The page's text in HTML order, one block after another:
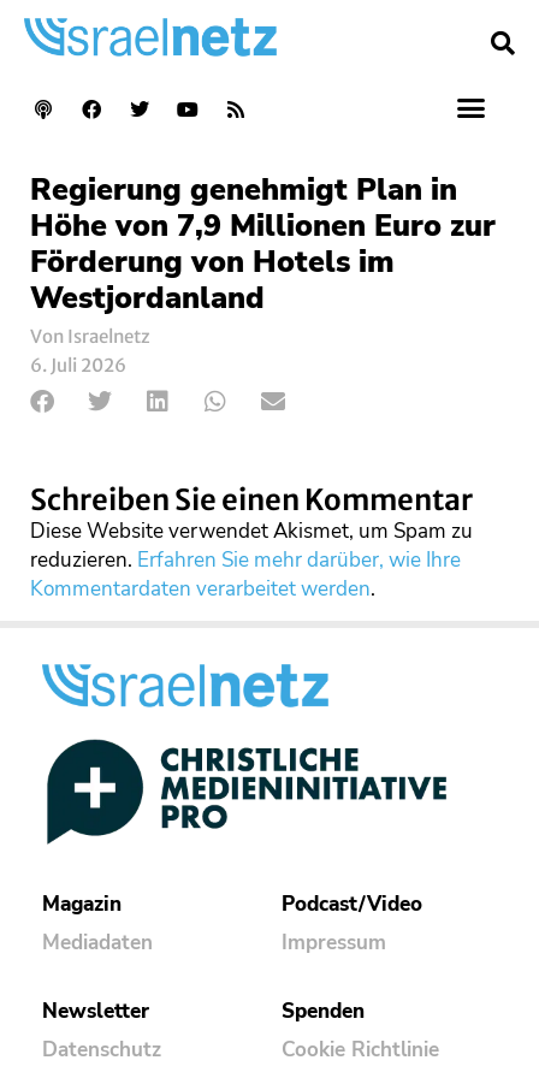
Regierung genehmigt Plan in
Höhe von 7,9 Millionen Euro zur
Förderung von Hotels im
Westjordanland
Von Israelnetz
6. Juli 2026
Schreiben Sie einen Kommentar
Diese Website verwendet Akismet, um Spam zu
reduzieren. Erfahren Sie mehr darüber, wie Ihre
Kommentardaten verarbeitet werden.
Magazin
Mediadaten
Podcast/Video
Impressum
Newsletter
Datenschutz
Spenden
Cookie Richtlinie